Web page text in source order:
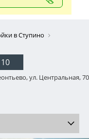
в Ступино
ул. Центральная, 70